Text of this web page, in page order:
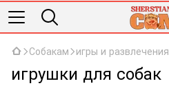
Собакам игры и развлечения
игрушки для собак